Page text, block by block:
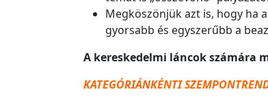
Megköszönjük azt is, hogy ha
gyorsabb és egyszerűbb a
A kereskedelmi láncok számára
KATEGÓRIÁNKÉNTI